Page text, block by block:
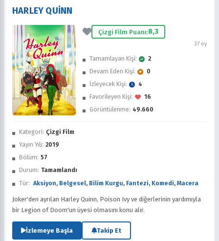
İzledim
Favorilere Ekle
Sonra İzle
HARLEY QUINN
Çizgi Film Puanı:8,3
37 oy
Kategori: Çizgi Film
Yayın Yılı: 2019
Bölüm: 57
Durum: Tamamlandı
Tür: Aksiyon, Belgesel, Bilim Kurgu, Fantezi, Komedi, Macera
Tamamlayan Kişi:
2
Devam Eden Kişi:
0
İzleyecek Kişi:
4
Favorileyen Kişi:
16
Görüntülenme: 49.660
Joker'den ayrılan Harley Quinn, Poison Ivy ve diğerlerinin yardımıyla
bir Legion of Doom'un üyesi olmasını konu alır.
İzlemeye Başla Takip Et